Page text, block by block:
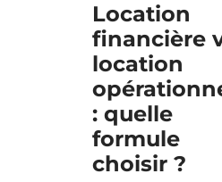
Location
financière
location
: quelle
formule
choisir ?